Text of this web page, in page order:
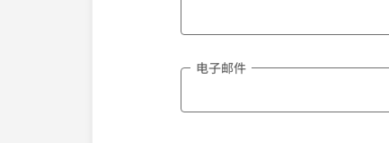
电子邮件